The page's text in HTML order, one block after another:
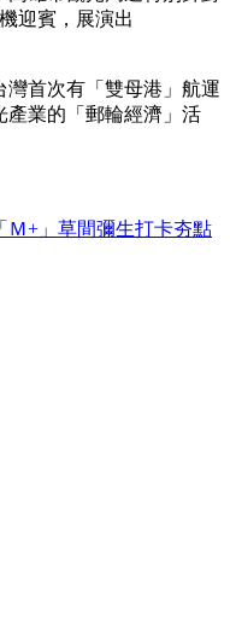
迎賓，展演出
灣首次有「雙母港」航運
產業的「郵輪經濟」活
Ｍ+」草間彌生打卡夯點